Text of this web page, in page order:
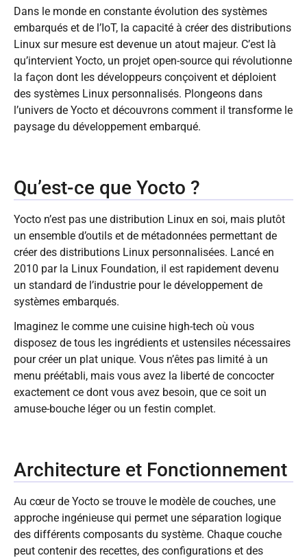
Dans le monde en constante évolution des systèmes
embarqués et de l’IoT, la capacité à créer des distributions
Linux sur mesure est devenue un atout majeur. C’est là
qu’intervient Yocto, un projet open-source qui révolutionne
la façon dont les développeurs conçoivent et déploient
des systèmes Linux personnalisés. Plongeons dans
l’univers de Yocto et découvrons comment il transforme le
paysage du développement embarqué.
Qu’est-ce que Yocto ?
Yocto n’est pas une distribution Linux en soi, mais plutôt
un ensemble d’outils et de métadonnées permettant de
créer des distributions Linux personnalisées. Lancé en
2010 par la Linux Foundation, il est rapidement devenu
un standard de l’industrie pour le développement de
systèmes embarqués.
Imaginez le comme une cuisine high-tech où vous
disposez de tous les ingrédients et ustensiles nécessaires
pour créer un plat unique. Vous n’êtes pas limité à un
menu préétabli, mais vous avez la liberté de concocter
exactement ce dont vous avez besoin, que ce soit un
amuse-bouche léger ou un festin complet.
Architecture et Fonctionnement
Au cœur de Yocto se trouve le modèle de couches, une
approche ingénieuse qui permet une séparation logique
des différents composants du système. Chaque couche
peut contenir des recettes, des configurations et des